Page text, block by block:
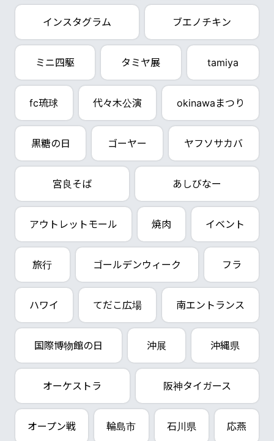
インスタグラム ブエノチキン
ミニ四駆 タミヤ展 tamiya
fc琉球 代々木公演 okinawaまつり
黒糖の日 ゴーヤー ヤフソサカバ
宮良そば あしびなー
アウトレットモール 焼肉 イベント
旅行 ゴールデンウィーク フラ
ハワイ てだこ広場 南エントランス
国際博物館の日 沖展 沖縄県
オーケストラ 阪神タイガース
オープン戦 輪島市 石川県 応燕